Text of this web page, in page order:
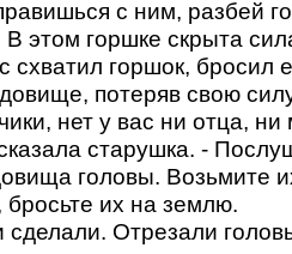
с ним, разбей
В этом горшке скрыта
схватил горшок, бросил
потеряв свою
нет у вас ни отца, ни
старушка. -
головы. Возьмите
бросьте их на землю.
сделали. Отрезали